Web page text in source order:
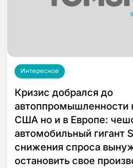
Интересное
Кризис добрался до
автоппромышленности
США но и в Европе:
автомобильный гигант
снижения спроса
остановить свое